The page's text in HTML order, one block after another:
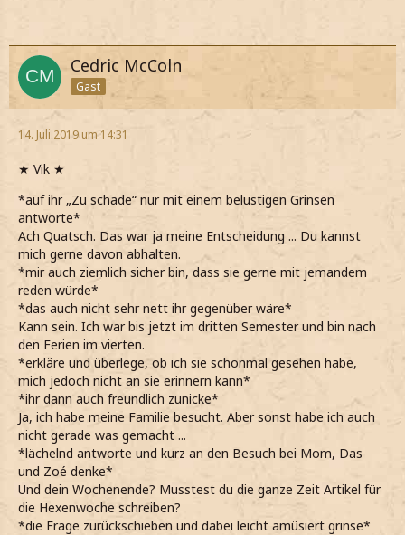
Cedric McColn
Gast
14. Juli 2019 um 14:31
★ Vik ★
*auf ihr „Zu schade“ nur mit einem belustigen Grinsen
antworte*
Ach Quatsch. Das war ja meine Entscheidung ... Du kannst
mich gerne davon abhalten.
*mir auch ziemlich sicher bin, dass sie gerne mit jemandem
reden würde*
*das auch nicht sehr nett ihr gegenüber wäre*
Kann sein. Ich war bis jetzt im dritten Semester und bin nach
den Ferien im vierten.
*erkläre und überlege, ob ich sie schonmal gesehen habe,
mich jedoch nicht an sie erinnern kann*
*ihr dann auch freundlich zunicke*
Ja, ich habe meine Familie besucht. Aber sonst habe ich auch
nicht gerade was gemacht ...
*lächelnd antworte und kurz an den Besuch bei Mom, Das
und Zoé denke*
Und dein Wochenende? Musstest du die ganze Zeit Artikel für
die Hexenwoche schreiben?
*die Frage zurückschieben und dabei leicht amüsiert grinse*